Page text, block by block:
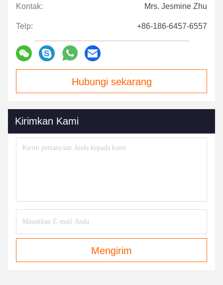
Kontak: Mrs. Jesmine Zhu
Telp: +86-186-6457-6557
Hubungi sekarang
Kirimkan Kami
Mengirim